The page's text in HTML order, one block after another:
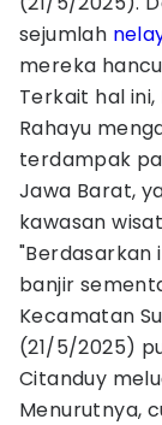
sejumlah
mereka
Terkait hal ini,
Rahayu
terdampak
Jawa Barat,
kawasan
banjir
Kecamatan
(21/5/2025)
Citanduy
Menurutnya,